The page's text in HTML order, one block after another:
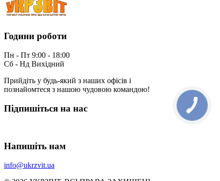
Години роботи
Пн - Пт 9:00 - 18:00
Сб - Нд Вихідний
Прийдіть у будь-який з наших офісів і
познайомтеся з нашою чудовою командою!
Підпишіться на нас
Напишіть нам
info@ukrzvit.ua